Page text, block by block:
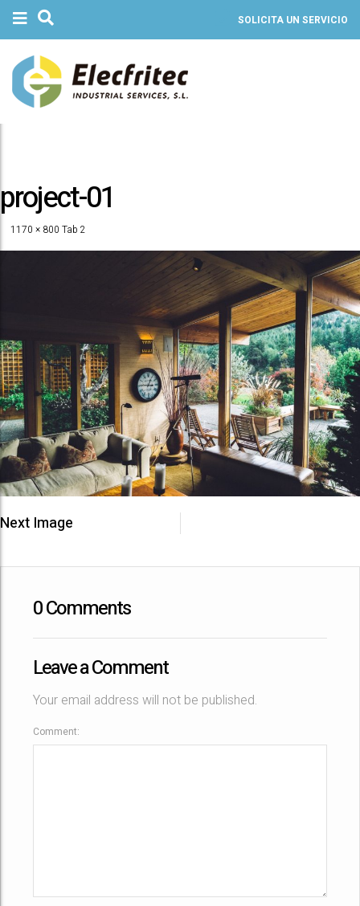
SOLICITA UN SERVICIO
project-01
1170 × 800 Tab 2
Next Image
0 Comments
Leave a Comment
Your email address will not be published.
Comment: